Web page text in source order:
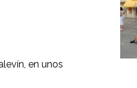
en unos